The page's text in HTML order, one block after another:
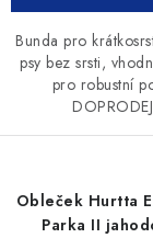
Bunda pro
psy bez srsti,
pro robustní
Obleček Hurtta
Parka II